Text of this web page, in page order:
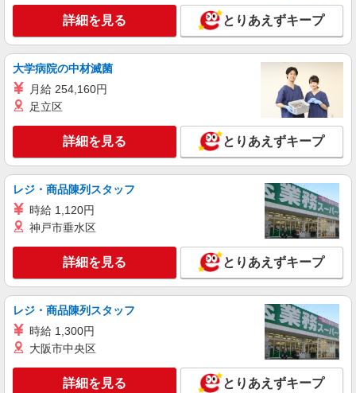
キープ 詳細を見る
アルバイト パート
株式会社丸和運輸機関
≪アズコムMC大阪センター≫ 大阪府堺市堺区
南島町5丁162番 ★車・バイク・自転車通勤
OK（無料駐車場・駐輪場あり）
キープ 詳細を見る
正社員
UTエージェント株式会社 AGT関西第一CU AGT南大阪エリア SS匠町
CL 《JQKU1C》
NEW
塗装補助・検品・データ入力・梱包
月給：230,000円〜 月収例：260,000円(月給＋
各種手当)
大阪府堺市堺区 勤務詳細：堺市堺区 通勤方
法：車/バス/自転車/電車/バイク 最寄り駅：七道駅
から車13分 ※堺駅・堺東駅から市営バスが直通で
キープ 詳細を見る
詳細を見る とりあえずキープ
大学病院の中材滅菌
月給 254,160円
足立区
詳細を見る とりあえずキープ
レジ・商品陳列スタッフ
時給 1,120円
神戸市垂水区
詳細を見る とりあえずキープ
レジ・商品陳列スタッフ
時給 1,300円
大阪市中央区
詳細を見る とりあえずキープ